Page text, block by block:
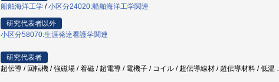
船舶海洋工学 /小区分24020:船舶海洋工学関連
研究代表者以外
小区分58070:生涯発達看護学関連
研究代表者
超伝導 / 回転機 / 強磁場 / 着磁 / 超電導 / 電機子 / コイル / 超伝導線材 / 超伝導材料 / 低温